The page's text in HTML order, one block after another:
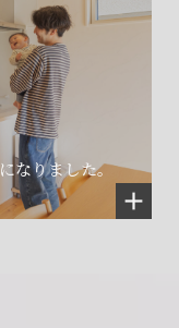
なりました。